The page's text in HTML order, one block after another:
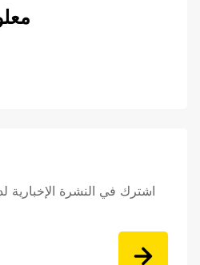
اشترك في النشرة الإخبارية